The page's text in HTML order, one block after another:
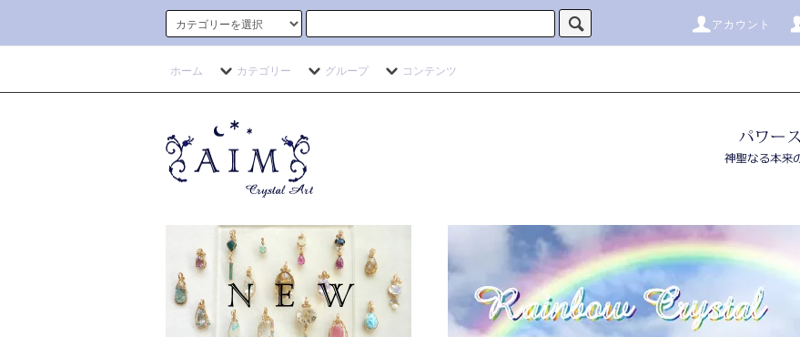
アカウント
ホーム カテゴリー グループ コンテンツ